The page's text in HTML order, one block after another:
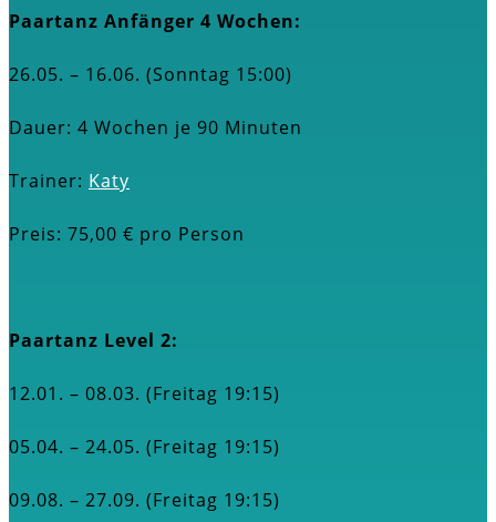
Paartanz Anfänger 4 Wochen:
26.05. – 16.06. (Sonntag 15:00)
Dauer: 4 Wochen je 90 Minuten
Trainer: Katy
Preis: 75,00 € pro Person
Paartanz Level 2:
12.01. – 08.03. (Freitag 19:15)
05.04. – 24.05. (Freitag 19:15)
09.08. – 27.09. (Freitag 19:15)